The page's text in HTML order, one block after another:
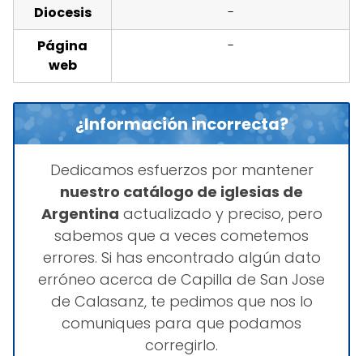
Diocesis
-
Página
web
-
¿Información incorrecta?
Dedicamos esfuerzos por mantener
nuestro catálogo de iglesias de
Argentina actualizado y preciso, pero
sabemos que a veces cometemos
errores. Si has encontrado algún dato
erróneo acerca de Capilla de San Jose
de Calasanz, te pedimos que nos lo
comuniques para que podamos
corregirlo.